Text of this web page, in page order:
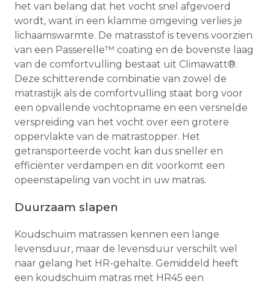
het van belang dat het vocht snel afgevoerd
wordt, want in een klamme omgeving verlies je
lichaamswarmte. De matrasstof is tevens voorzien
van een Passerelle™ coating en de bovenste laag
van de comfortvulling bestaat uit Climawatt®.
Deze schitterende combinatie van zowel de
matrastijk als de comfortvulling staat borg voor
een opvallende vochtopname en een versnelde
verspreiding van het vocht over een grotere
oppervlakte van de matrastopper. Het
getransporteerde vocht kan dus sneller en
efficiënter verdampen en dit voorkomt een
opeenstapeling van vocht in uw matras.
Duurzaam slapen
Koudschuim matrassen kennen een lange
levensduur, maar de levensduur verschilt wel
naar gelang het HR-gehalte. Gemiddeld heeft
een koudschuim matras met HR45 een